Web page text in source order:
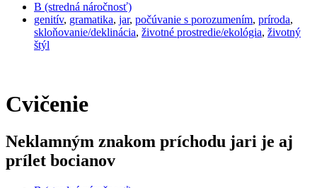
B (stredná náročnosť)
genitív, gramatika, jar, počúvanie s porozumením, príroda,
skloňovanie/deklinácia, životné prostredie/ekológia, životný
štýl
Cvičenie
Neklamným znakom príchodu jari je aj
prílet bocianov